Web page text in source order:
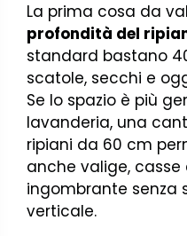
La prima cosa da
profondità del
standard bastano
scatole, secchi e
Se lo spazio è più
lavanderia, una
ripiani da 60 cm
anche valige,
ingombrante senza
verticale.